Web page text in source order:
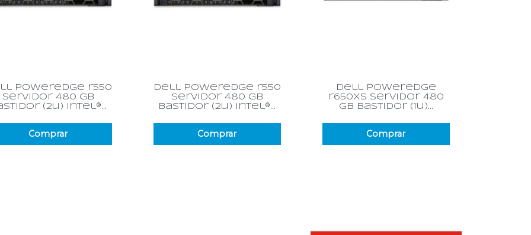
Vista rápida
poweredge r550
servidor 480 gb
(2u) intel®...
Comprar
Vista rápida
dell poweredge r550
servidor 480 gb
bastidor (2u) intel®...
Comprar
Vista rápida
dell poweredge
r650xs servidor 480
gb bastidor (1u)...
Comprar